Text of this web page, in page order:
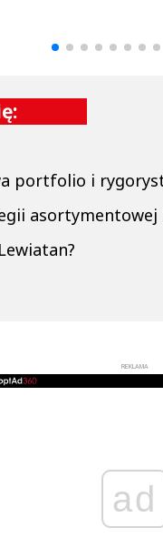
portfolio i
asortymentowej
REKLAMA
ad